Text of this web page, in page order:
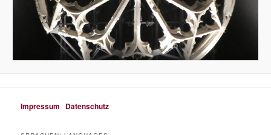
Impressum Datenschutz